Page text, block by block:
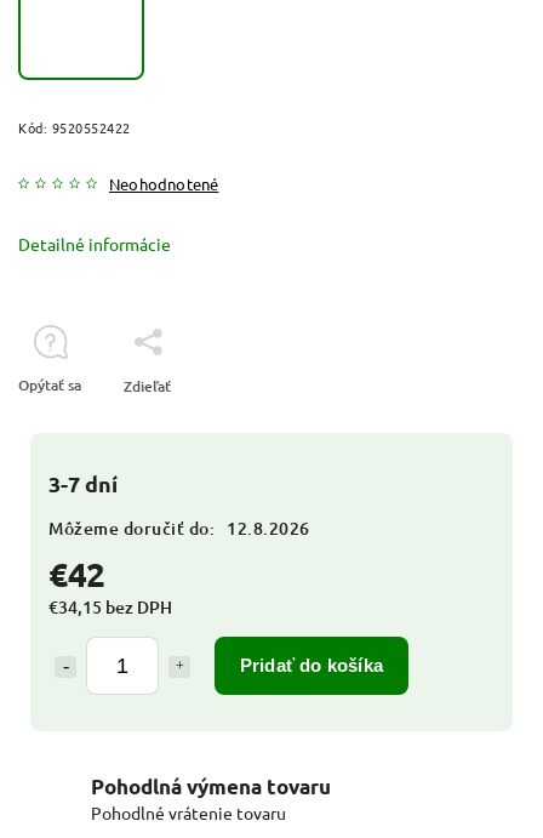
Kód: 9520552422
Neohodnotené
€42
€34,15 bez DPH
Pridať do košíka
3-7 dní
Môžeme doručiť do: 12.8.2026
Detailné informácie
Opýtať sa Zdieľať
Pohodlná výmena tovaru
Pohodlné vrátenie tovaru